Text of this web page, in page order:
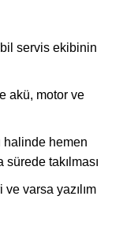
servis ekibinin
akü, motor ve
halinde hemen
takılması
varsa yazılım